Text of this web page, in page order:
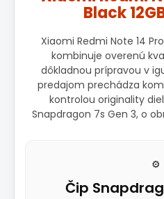
Black
Xiaomi Redmi Note 14
kombinuje overenú
dôkladnou prípravou v
predajom prechádza
kontrolou originality
Snapdragon 7s Gen 3, o
⚙️
Čip